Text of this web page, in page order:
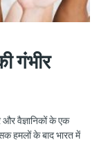
गंभीर
और वैज्ञानिकों के एक
हमलों के बाद भारत में